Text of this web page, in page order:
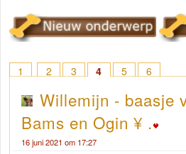
1 2 3 4 5 6
Willemijn - baasje
Bams en Ogin ¥ .
16 juni 2021 om 17:27